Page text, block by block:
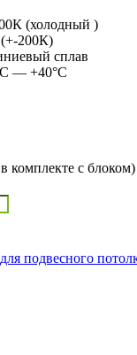
(холодный )
200К)
сплав
— +40°C
комплекте с блоком)
подвесного